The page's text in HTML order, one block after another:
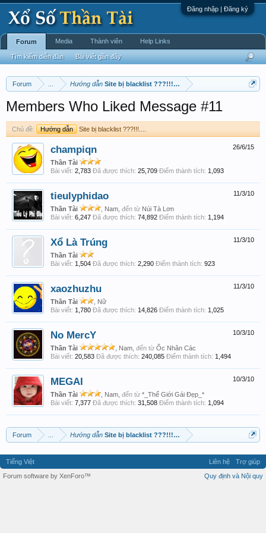
Đăng nhập | Đăng ký
Forum Hướng dẫn Site bị blacklist ???!!!....
Members Who Liked Message #11
Chủ đề: Hướng dẫn Site bị blacklist ???!!!....
26/6/15
champiqn
Thần Tài
Bài viết: 2,783 Đã được thích: 25,709 Điểm thành tích: 1,093
11/3/10
tieulyphidao
Thần Tài , Nam, đến từ Núi Tà Lơn
Bài viết: 6,247 Đã được thích: 74,892 Điểm thành tích: 1,194
11/3/10
Xổ Là Trúng
Thần Tài
Bài viết: 1,504 Đã được thích: 2,290 Điểm thành tích: 923
11/3/10
xaozhuzhu
Thần Tài
, Nữ
Bài viết: 1,780 Đã được thích: 14,826 Điểm thành tích: 1,025
10/3/10
No MercY
Thần Tài , Nam, đến từ Ốc Nhân Các
Bài viết: 20,583 Đã được thích: 240,085 Điểm thành tích: 1,494
10/3/10
MEGAI
Thần Tài , Nam, đến từ *_Thế Giới Gái Đẹp_*
Bài viết: 7,377 Đã được thích: 31,508 Điểm thành tích: 1,094
Forum Hướng dẫn Site bị blacklist ???!!!....
Forum
Tìm kiếm diễn đàn Bài viết gần đây
Media Thành viên Help Links
Tiếng Việt Liên hệ
Trợ giúp
Quy định và Nội quy
Forum software by XenForo™